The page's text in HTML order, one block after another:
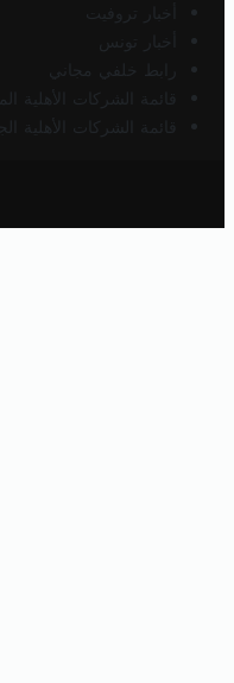
أخبار تروفيت
أخبار تونس
رابط خلفي مجاني
قائمة الشركات الأهلية
قائمة الشركات الأهلية